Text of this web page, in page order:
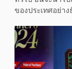
ของประเทศอย่าง